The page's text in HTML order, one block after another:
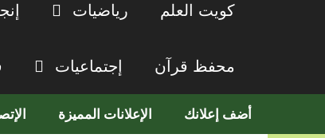
كويت العلم رياضيات
محفظ قرآن إجتماعيات
أضف إعلانك الإعلانات المميزة